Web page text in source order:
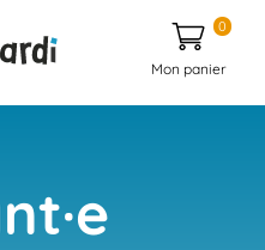
Mon panier
0